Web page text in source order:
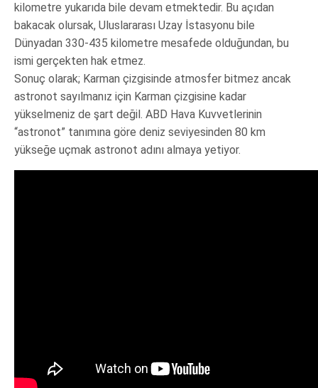
kilometre yukarıda bile devam etmektedir. Bu açıdan
bakacak olursak, Uluslararası Uzay İstasyonu bile
Dünyadan 330-435 kilometre mesafede olduğundan, bu
ismi gerçekten hak etmez.
Sonuç olarak; Karman çizgisinde atmosfer bitmez ancak
astronot sayılmanız için Karman çizgisine kadar
yükselmeniz de şart değil. ABD Hava Kuvvetlerinin
“astronot” tanımına göre deniz seviyesinden 80 km
yükseğe uçmak astronot adını almaya yetiyor.